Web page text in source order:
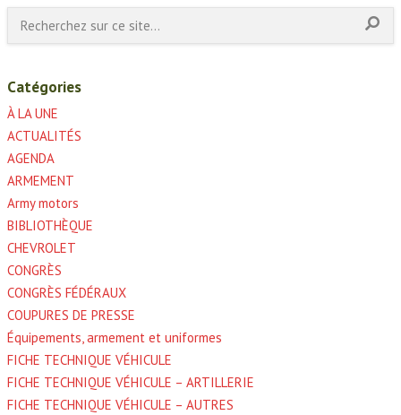
Catégories
À LA UNE
ACTUALITÉS
AGENDA
ARMEMENT
Army motors
BIBLIOTHÈQUE
CHEVROLET
CONGRÈS
CONGRÈS FÉDÉRAUX
COUPURES DE PRESSE
Équipements, armement et uniformes
FICHE TECHNIQUE VÉHICULE
FICHE TECHNIQUE VÉHICULE – ARTILLERIE
FICHE TECHNIQUE VÉHICULE – AUTRES